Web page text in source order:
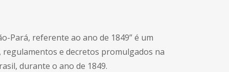
Pará, referente ao ano de 1849” é um
e decretos promulgados na
durante o ano de 1849.